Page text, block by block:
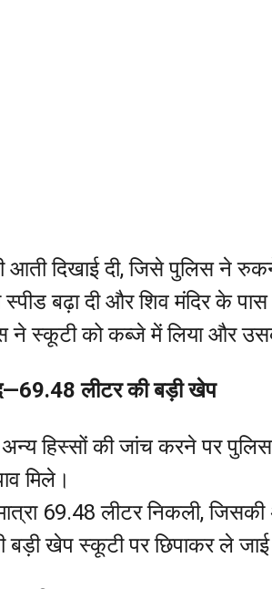
दिखाई दी, जिसे पुलिस ने
बढ़ा दी और शिव मंदिर के
ने स्कूटी को कब्जे में लिया और
लीटर की बड़ी खेप
हिस्सों की जांच करने पर
मिले।
69.48 लीटर निकली,
बड़ी खेप स्कूटी पर छिपाकर ले जाई